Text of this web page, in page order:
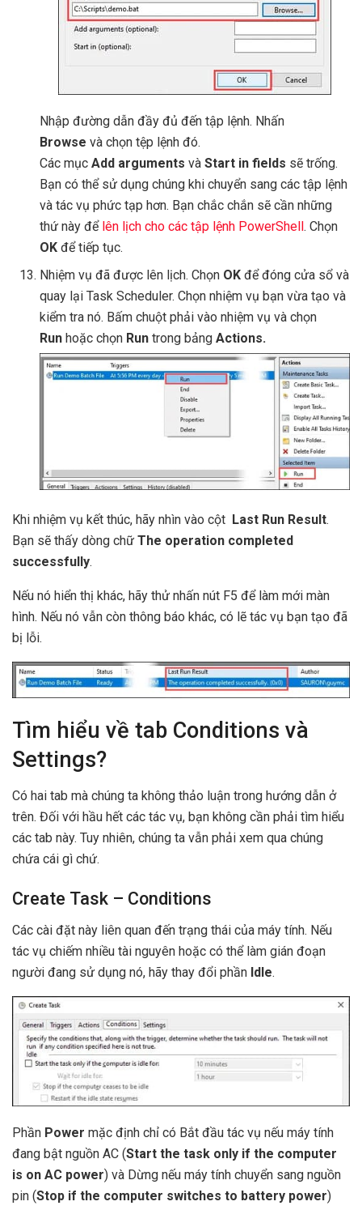
Nhập đường dẫn đầy đủ đến tập lệnh. Nhấn
Browsevà chọn tệp lệnh đó.
Các mụcAdd arguments vàStart in fields sẽ trống.
Bạn có thể sử dụng chúng khi chuyển sang các tập lệnh
và tác vụ phức tạp hơn. Bạn chắc chắn sẽ cần những
thứ này để lên lịch cho các tập lệnh PowerShell. Chọn
OK để tiếp tục.
Nhiệm vụ đã được lên lịch. Chọn OK để đóng cửa sổ và
quay lại Task Scheduler. Chọn nhiệm vụ bạn vừa tạo và
kiểm tra nó. Bấm chuột phải vào nhiệm vụ và chọn
Runhoặc chọn Runtrong bảngActions.
Khi nhiệm vụ kết thúc, hãy nhìn vào cột Last Run Result.
Bạn sẽ thấy dòng chữ The operation completed
successfully.
Nếu nó hiển thị khác, hãy thử nhấn nút F5 để làm mới màn
hình. Nếu nó vẫn còn thông báo khác, có lẽ tác vụ bạn tạo đã
bị lỗi.
Tìm hiểu về tab Conditions và
Settings?
Có hai tab mà chúng ta không thảo luận trong hướng dẫn ở
trên. Đối với hầu hết các tác vụ, bạn không cần phải tìm hiểu
các tab này. Tuy nhiên, chúng ta vẫn phải xem qua chúng
chứa cái gì chứ.
Create Task – Conditions
Các cài đặt này liên quan đến trạng thái của máy tính. Nếu
tác vụ chiếm nhiều tài nguyên hoặc có thể làm gián đoạn
người đang sử dụng nó, hãy thay đổi phần Idle.
Phần Power mặc định chỉ có Bắt đầu tác vụ nếu máy tính
đang bật nguồn AC (Start the task only if the computer
is on AC power) và Dừng nếu máy tính chuyển sang nguồn
pin (Stop if the computer switches to battery power)